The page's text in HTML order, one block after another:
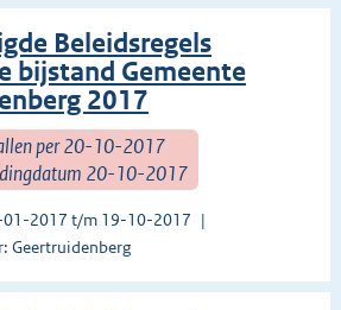
Beleidsregels
bijstand Gemeente
2017
per 20-10-2017
20-10-2017
01-2017 t/m 19-10-2017
Geertruidenberg